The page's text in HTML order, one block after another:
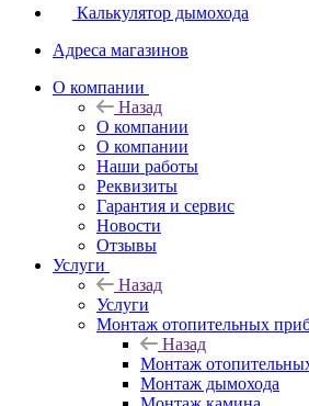
Калькулятор дымохода
Адреса магазинов
O компании
Назад
O компании
О компании
Наши работы
Реквизиты
Гарантия и сервис
Новости
Отзывы
Услуги
Назад
Услуги
Монтаж отопительных
Назад
Монтаж
Монтаж дымохода